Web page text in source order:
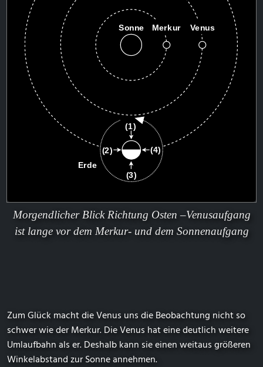
Morgendlicher Blick Richtung Osten –Venusaufgang
ist lange vor dem Merkur- und dem Sonnenaufgang
Zum Glück macht die Venus uns die Beobachtung nicht so
schwer wie der Merkur. Die Venus hat eine deutlich weitere
Umlaufbahn als er. Deshalb kann sie einen weitaus größeren
Winkelabstand zur Sonne annehmen.